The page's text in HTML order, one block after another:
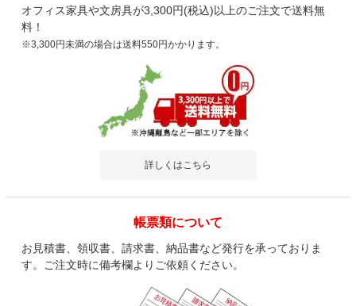
オフィス家具や文房具が3,300円(税込)以上のご注文で送料無
料！
※3,300円未満の場合は送料550円かかります。
詳しくはこちら
帳票類について
お見積書、領収書、請求書、納品書など発行を承っておりま
す。ご注文時に備考欄よりご依頼ください。